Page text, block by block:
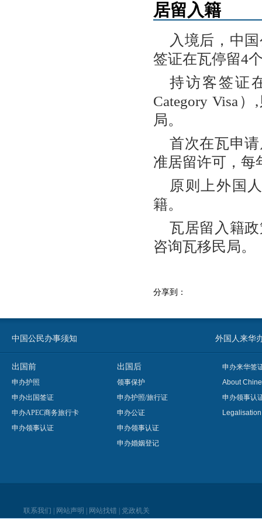
居留入籍
入境后，中
签证在瓦停留4
持访客签证
Category Visa
局。
首次在瓦申
准居留许可，每
原则上外国
籍。
瓦居留入籍
咨询瓦移民局。
分享到：
中国公民办事须知 外国人来华
出国前
申办护照
申办出国签证
申办APEC商务旅行卡
申办领事认证
出国后
领事保护
申办护照/旅行证
申办公证
申办领事认证
申办婚姻登记
申办来华签
About
申办领事认
联系我们 网站声明 网站找错 党政机关